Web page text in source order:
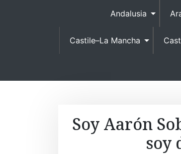
Andalusia
Castile–La Mancha
Soy Aarón
soy